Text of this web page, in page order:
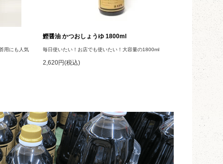
用にも人気
鰹醤油 かつおしょうゆ 1800ml
毎日使いたい！お店でも使いたい！大容量の1800ml
2,620円(税込)